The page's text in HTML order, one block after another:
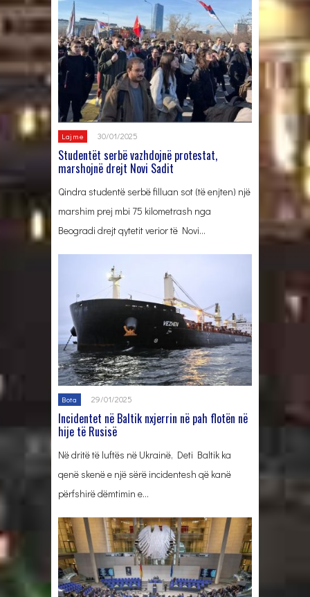
Lajme 30/01/2025
Studentët serbë vazhdojnë protestat,
marshojnë drejt Novi Sadit
Qindra studentë serbë filluan sot (të enjten) një
marshim prej mbi 75 kilometrash nga
Beogradi drejt qytetit verior të Novi…
Bota 29/01/2025
Incidentet në Baltik nxjerrin në pah flotën në
hije të Rusisë
Në dritë të luftës në Ukrainë, Deti Baltik ka
qenë skenë e një sërë incidentesh që kanë
përfshirë dëmtimin e…